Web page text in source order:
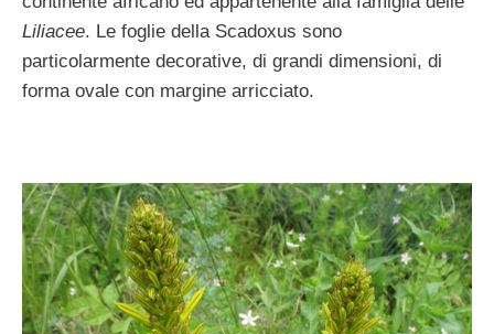
Liliacee. Le foglie della Scadoxus sono
particolarmente decorative, di grandi dimensioni, di
forma ovale con margine arricciato.